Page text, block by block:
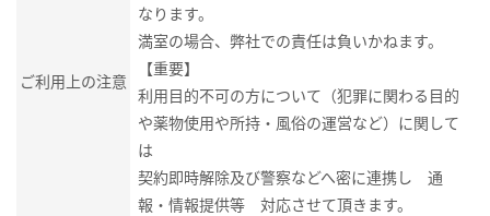
ご利用上の注意
なります。
満室の場合、弊社での責任は負いかねます。
【重要】
利用目的不可の方について（犯罪に関わる目的
や薬物使用や所持・風俗の運営など）に関して
は
契約即時解除及び警察などへ密に連携し 通
報・情報提供等 対応させて頂きます。